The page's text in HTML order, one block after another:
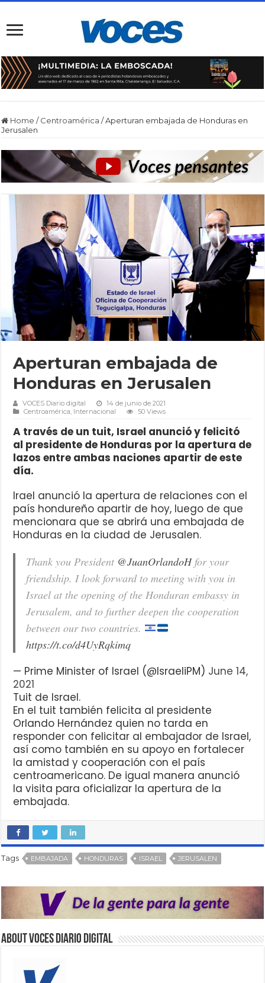
Home / Centroamérica /Aperturan embajada de Honduras en
Jerusalen
Aperturan embajada de
Honduras en Jerusalen
VOCES Diario digital
14 de junio de 2021
Centroamérica, Internacional 50 Views
A través de un tuit, Israel anunció y felicitó
al presidente de Honduras por la apertura de
lazos entre ambas naciones apartir de este
día.
Irael anunció la apertura de relaciones con el
país hondureño apartir de hoy, luego de que
mencionara que se abrirá una embajada de
Honduras en la ciudad de Jerusalen.
Thank you President @JuanOrlandoHfor your
friendship. I look forward to meeting with you in
Israel at the opening of the Honduran embassy in
Jerusalem, and to further deepen the cooperation
between our two countries.
https://t.co/d4UyRqkimq
— Prime Minister of Israel (@IsraeliPM) June 14,
2021
Tuit de Israel.
En el tuit también felicita al presidente
Orlando Hernández quien no tarda en
responder con felicitar al embajador de Israel,
así como también en su apoyo en fortalecer
la amistad y cooperación con el país
centroamericano. De igual manera anunció
la visita para oficializar la apertura de la
embajada.
Tags EMBAJADA HONDURAS ISRAEL JERUSALEN
About VOCES Diario digital